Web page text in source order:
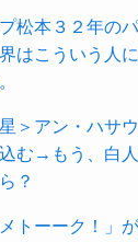
松本３２年の
はこういう人
＞アン・ハサ
む→もう、白
？
メトーーク！